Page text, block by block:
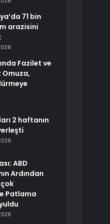
71 bin
arazisini
Fazilet ve
2 haftanın
ABD
Ardından
Patlama